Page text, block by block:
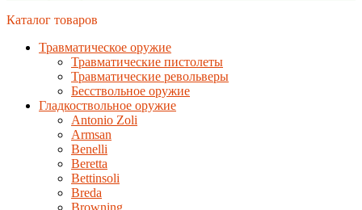
Каталог товаров
Травматическое оружие
Травматические пистолеты
Травматические револьверы
Бесствольное оружие
Гладкоствольное оружие
Antonio Zoli
Armsan
Benelli
Beretta
Bettinsoli
Breda
Browning